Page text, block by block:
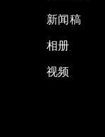
新闻稿
相册
视频